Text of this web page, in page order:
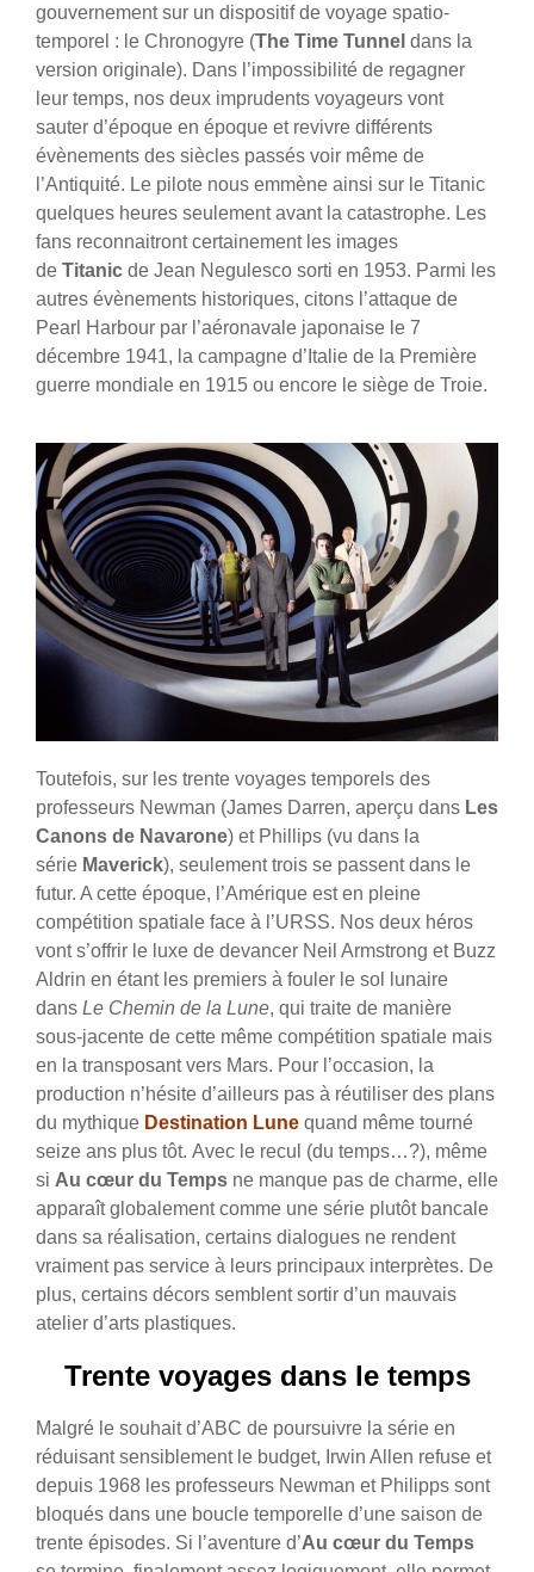
gouvernement sur un dispositif de voyage spatio-
temporel : le Chronogyre (The Time Tunnel dans la
version originale). Dans l’impossibilité de regagner
leur temps, nos deux imprudents voyageurs vont
sauter d’époque en époque et revivre différents
évènements des siècles passés voir même de
l’Antiquité. Le pilote nous emmène ainsi sur le Titanic
quelques heures seulement avant la catastrophe. Les
fans reconnaitront certainement les images
de Titanic de Jean Negulesco sorti en 1953. Parmi les
autres évènements historiques, citons l’attaque de
Pearl Harbour par l’aéronavale japonaise le 7
décembre 1941, la campagne d’Italie de la Première
guerre mondiale en 1915 ou encore le siège de Troie.
Toutefois, sur les trente voyages temporels des
professeurs Newman (James Darren, aperçu dans Les
Canons de Navarone) et Phillips (vu dans la
série Maverick), seulement trois se passent dans le
futur. A cette époque, l’Amérique est en pleine
compétition spatiale face à l’URSS. Nos deux héros
vont s’offrir le luxe de devancer Neil Armstrong et Buzz
Aldrin en étant les premiers à fouler le sol lunaire
dans Le Chemin de la Lune, qui traite de manière
sous-jacente de cette même compétition spatiale mais
en la transposant vers Mars. Pour l’occasion, la
production n’hésite d’ailleurs pas à réutiliser des plans
du mythique Destination Lune quand même tourné
seize ans plus tôt. Avec le recul (du temps…?), même
si Au cœur du Temps ne manque pas de charme, elle
apparaît globalement comme une série plutôt bancale
dans sa réalisation, certains dialogues ne rendent
vraiment pas service à leurs principaux interprètes. De
plus, certains décors semblent sortir d’un mauvais
atelier d’arts plastiques.
Trente voyages dans le temps
Malgré le souhait d’ABC de poursuivre la série en
réduisant sensiblement le budget, Irwin Allen refuse et
depuis 1968 les professeurs Newman et Philipps sont
bloqués dans une boucle temporelle d’une saison de
trente épisodes. Si l’aventure d’Au cœur du Temps